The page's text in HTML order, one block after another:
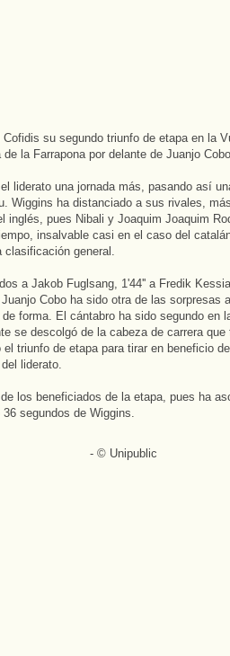
Cofidis su segundo triunfo de etapa en la
la Farrapona por delante de Juanjo
liderato una jornada más, pasando así
Wiggins ha distanciado a sus rivales,
inglés, pues Nibali y Joaquim Joaquim
insalvable casi en el caso del
general.
a Jakob Fuglsang, 1'44'' a Fredik
Cobo ha sido otra de las sorpresas
forma. El cántabro ha sido segundo en
se descolgó de la cabeza de carrera que
triunfo de etapa para tirar en beneficio
liderato.
los beneficiados de la etapa, pues ha
segundos de Wiggins.